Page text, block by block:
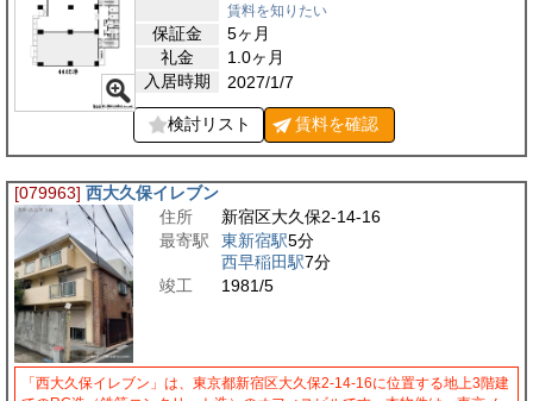
賃料を知りたい
保証金
5ヶ月
礼金
1.0ヶ月
入居時期
2027/1/7
検討リスト 賃料を確認
[079963] 西大久保イレブン
住所
新宿区大久保2-14-16
最寄駅
東新宿駅5分
西早稲田駅7分
竣工
1981/5
「西大久保イレブン」は、東京都新宿区大久保2-14-16に位置する地上3階建